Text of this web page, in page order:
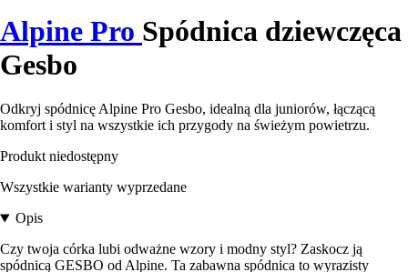
Alpine Pro Spódnica dziewczęca
Gesbo
Odkryj spódnicę Alpine Pro Gesbo, idealną dla juniorów, łączącą
komfort i styl na wszystkie ich przygody na świeżym powietrzu.
Produkt niedostępny
Wszystkie warianty wyprzedane
Opis
Czy twoja córka lubi odważne wzory i modny styl? Zaskocz ją
spódnicą GESBO od Alpine. Ta zabawna spódnica to wyrazisty